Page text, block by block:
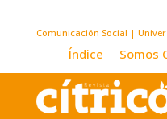
Comunicación Social |
Índice Somos